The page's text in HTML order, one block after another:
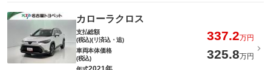
カローラクロス
支払総額
(税込)(リ済込・追)
337.2万円
車両本体価格
(税込)
325.8万円